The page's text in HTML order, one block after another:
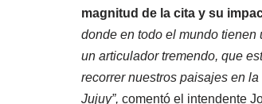
magnitud de la cita y su
donde en todo el mundo tienen
un articulador tremendo, que
recorrer nuestros paisajes en
Jujuy”, comentó el intendente